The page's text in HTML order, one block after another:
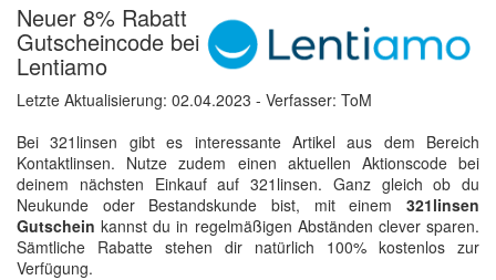
Neuer 8% Rabatt
Gutscheincode bei
Lentiamo
Letzte Aktualisierung: 02.04.2023 - Verfasser: ToM
Bei 321linsen gibt es interessante Artikel aus dem Bereich
Kontaktlinsen. Nutze zudem einen aktuellen Aktionscode bei
deinem nächsten Einkauf auf 321linsen. Ganz gleich ob du
Neukunde oder Bestandskunde bist, mit einem 321linsen
Gutschein kannst du in regelmäßigen Abständen clever sparen.
Sämtliche Rabatte stehen dir natürlich 100% kostenlos zur
Verfügung.